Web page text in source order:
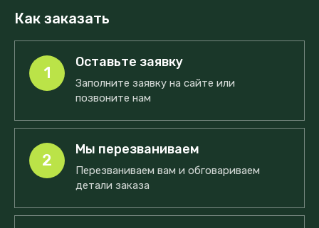
Как заказать
1
Оставьте заявку
Заполните заявку на сайте или
позвоните нам
2
Мы перезваниваем
Перезваниваем вам и обговариваем
детали заказа